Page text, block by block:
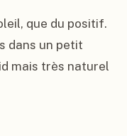
que du positif.
dans un petit
mais très naturel